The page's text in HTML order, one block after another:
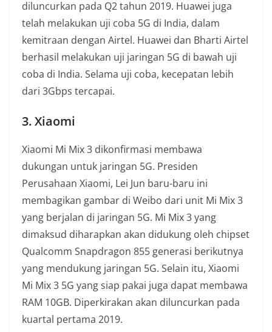
diluncurkan pada Q2 tahun 2019. Huawei juga
telah melakukan uji coba 5G di India, dalam
kemitraan dengan Airtel. Huawei dan Bharti Airtel
berhasil melakukan uji jaringan 5G di bawah uji
coba di India. Selama uji coba, kecepatan lebih
dari 3Gbps tercapai.
3. Xiaomi
Xiaomi Mi Mix 3 dikonfirmasi membawa
dukungan untuk jaringan 5G. Presiden
Perusahaan Xiaomi, Lei Jun baru-baru ini
membagikan gambar di Weibo dari unit Mi Mix 3
yang berjalan di jaringan 5G. Mi Mix 3 yang
dimaksud diharapkan akan didukung oleh chipset
Qualcomm Snapdragon 855 generasi berikutnya
yang mendukung jaringan 5G. Selain itu, Xiaomi
Mi Mix 3 5G yang siap pakai juga dapat membawa
RAM 10GB. Diperkirakan akan diluncurkan pada
kuartal pertama 2019.